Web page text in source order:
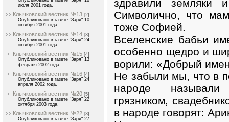
июля 2001 года.
Клычковский вестник №13 [2]
Опубликовано в газете "Заря" 10
октября 2001 года.
Клычковский вестник №14 [3]
Опубликовано в газете "Заря" 24
октября 2001 года.
Клычковский вестник №15 [4]
Опубликовано в газете "Заря" 13
февраля 2002 года.
Клычковский вестник №16 [4]
Опубликовано в газете "Заря" 24
апреля 2002 года.
Клычковский вестник №20 [5]
Опубликовано в газете "Заря" 22
октября 2003 года.
Клычковский вестник №22 [3]
Опубликовано в газете "Заря" 27
здравили земляки
Символич­но, что
тоже Со­фией.
Вселенские бабьи
особенно щедро и
ворили: «Добрый
Не забыли мы, что в
народе называли
грязником,
в народе говорят: